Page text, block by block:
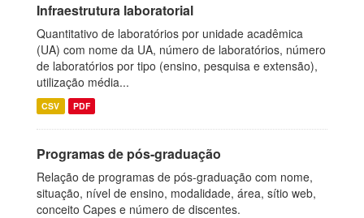
Infraestrutura laboratorial
Quantitativo de laboratórios por unidade acadêmica
(UA) com nome da UA, número de laboratórios, número
de laboratórios por tipo (ensino, pesquisa e extensão),
utilização média...
CSV PDF
Programas de pós-graduação
Relação de programas de pós-graduação com nome,
situação, nível de ensino, modalidade, área, sítio web,
conceito Capes e número de discentes.